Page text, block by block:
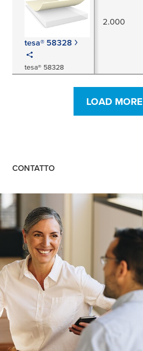
tesa® 58328
tesa® 58328
2.000
LOAD MORE
CONTATTO